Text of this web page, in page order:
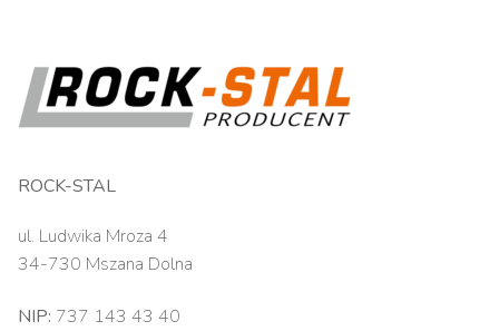
ROCK-STAL
ul. Ludwika Mroza 4
34-730 Mszana Dolna
NIP: 737 143 43 40